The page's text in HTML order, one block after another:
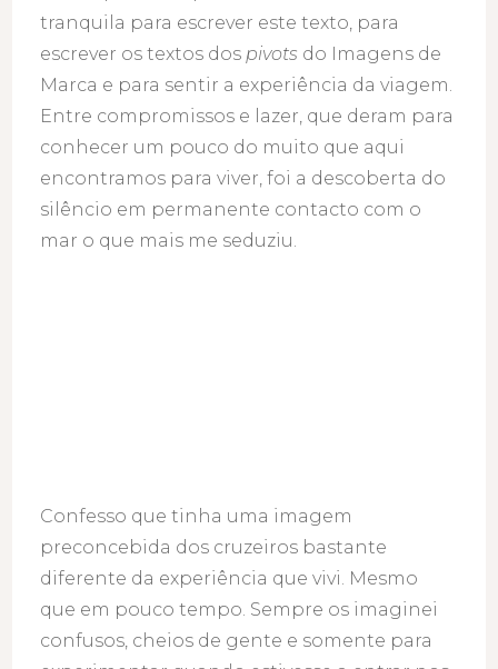
tranquila para escrever este texto, para
escrever os textos dos pivots do Imagens de
Marca e para sentir a experiência da viagem.
Entre compromissos e lazer, que deram para
conhecer um pouco do muito que aqui
encontramos para viver, foi a descoberta do
silêncio em permanente contacto com o
mar o que mais me seduziu.
Confesso que tinha uma imagem
preconcebida dos cruzeiros bastante
diferente da experiência que vivi. Mesmo
que em pouco tempo. Sempre os imaginei
confusos, cheios de gente e somente para